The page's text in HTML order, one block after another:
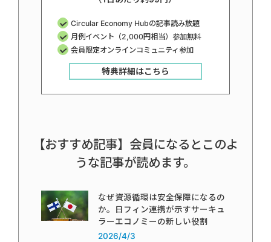
Circular Economy Hubの記事読み放題
月例イベント（2,000円相当）参加無料
会員限定オンラインコミュニティ参加
特典詳細はこちら
【おすすめ記事】会員になるとこのよ
うな記事が読めます。
なぜ資源循環は安全保障になるの
か。日フィン連携が示すサーキュ
ラーエコノミーの新しい役割
2026/4/3